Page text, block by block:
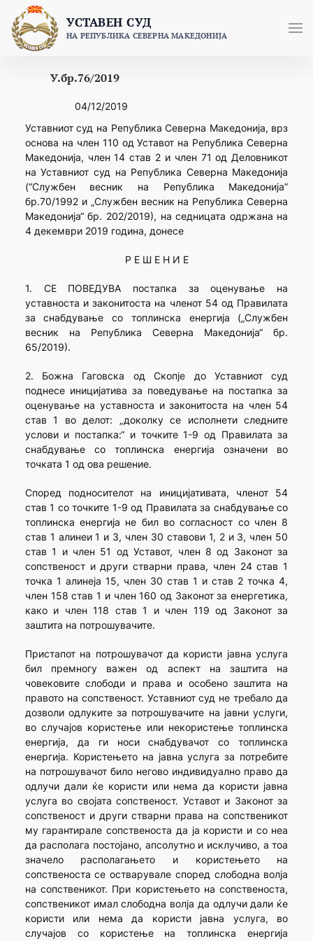
content
УСТАВЕН СУД
НА РЕПУБЛИКА СЕВЕРНА МАКЕДОНИЈА
У.бр.76/2019
04/12/2019
Уставниот суд на Република Северна Македонија, врз
основа на член 110 од Уставот на Република Северна
Македонија, член 14 став 2 и член 71 од Деловникот
на Уставниот суд на Република Северна Македонија
(“Службен весник на Република Македонија”
бр.70/1992 и „Службен весник на Република Северна
Македонија“ бр. 202/2019), на седницата одржана на
4 декември 2019 година, донесе
Р Е Ш Е Н И Е
1. СЕ ПОВЕДУВА постапка за оценување на
уставноста и законитоста на членот 54 од Правилата
за снабдување со топлинска енергија („Службен
весник на Република Северна Македонија“ бр.
65/2019).
2. Божна Гаговска од Скопје до Уставниот суд
поднесе иницијатива за поведување на постапка за
оценување на уставноста и законитоста на член 54
став 1 во делот: „доколку се исполнети следните
услови и постапка:“ и точките 1-9 од Правилата за
снабдување со топлинска енергија означени во
точката 1 од ова решение.
Според подносителот на иницијативата, членот 54
став 1 со точките 1-9 од Правилата за снабдување со
топлинска енергија не бил во согласност со член 8
став 1 алинеи 1 и 3, член 30 ставови 1, 2 и 3, член 50
став 1 и член 51 од Уставот, член 8 од Законот за
сопственост и други стварни права, член 24 став 1
точка 1 алинеја 15, член 30 став 1 и став 2 точка 4,
член 158 став 1 и член 160 од Законот за енергетика,
како и член 118 став 1 и член 119 од Законот за
заштита на потрошувачите.
Пристапот на потрошувачот да користи јавна услуга
бил премногу важен од аспект на заштита на
човековите слободи и права и особено заштита на
правото на сопственост. Уставниот суд не требало да
дозволи одлуките за потрошувачите на јавни услуги,
во случајов користење или некористење топлинска
енергија, да ги носи снабдувачот со топлинска
енергија. Користењето на јавна услуга за потребите
на потрошувачот било негово индивидуално право да
одлучи дали ќе користи или нема да користи јавна
услуга во својата сопственост. Уставот и Законот за
сопственост и други стварни права на сопственикот
му гарантирале сопственоста да ја користи и со неа
да располага постојано, апсолутно и исклучиво, а тоа
значело располагањето и користењето на
сопственоста се остварувале според слободна волја
на сопственикот. При користењето на сопственоста,
сопственикот имал слободна волја да одлучи дали ќе
користи или нема да користи јавна услуга, во
случајов со користење на топлинска енергија